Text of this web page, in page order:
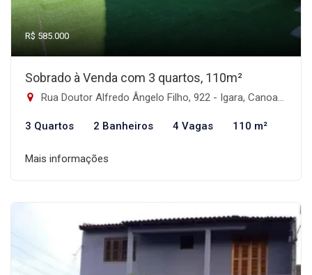
R$ 585.000
Sobrado à Venda com 3 quartos, 110m²
Rua Doutor Alfredo Ângelo Filho, 922 - Igara, Canoas-RS
3 Quartos 2 Banheiros 4 Vagas 110 m²
Mais informações